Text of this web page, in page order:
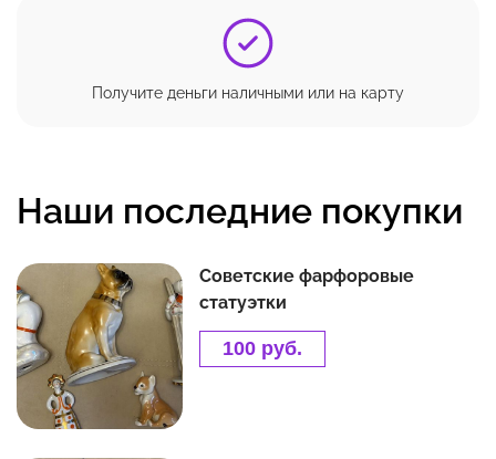
Получите деньги наличными или на карту
Наши последние покупки
Советские фарфоровые
статуэтки
100 руб.